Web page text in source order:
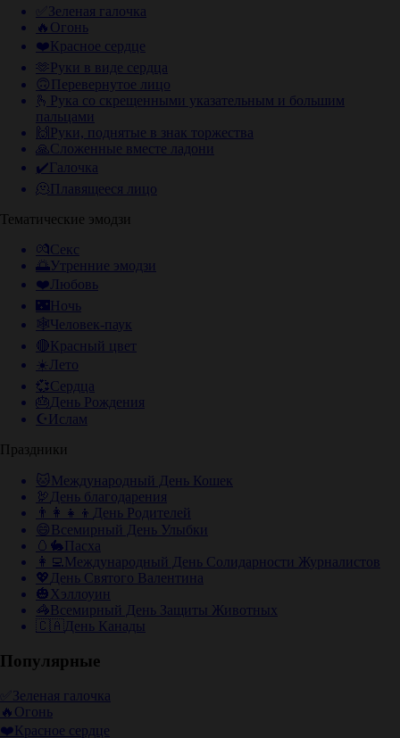
Зеленая галочка
🔥 Огонь
❤️Красное сердце
🫶Руки в виде сердца
🙃 Перевернутое лицо
🫰 Рука со скрещенными указательным и большим
пальцами
🙌 Руки, поднятые в знак торжества
🙏Сложенные вместе ладони
✔️Галочка
🫠Плавящееся лицо
Тематические эмодзи
💏Секс
🌅Утренние эмодзи
❤️Любовь
🌃 Ночь
🕸️Человек-паук
🔴Красный цвет
☀️ Лето
💞Сердца
🎂 День Рождения
☪️ Ислам
Праздники
🐱 Международный День Кошек
🦃 День благодарения
👨‍👩‍👧‍👦 День Родителей
😄 Всемирный День Улыбки
🥚🐇Пасха
👩‍💻Международный День Солидарности Журналистов
💖 День Святого Валентина
🎃 Хэллоуин
🦓Всемирный День Защиты Животных
🇨🇦День Канады
Популярные
Зеленая галочка
🔥 Огонь
❤️Красное сердце